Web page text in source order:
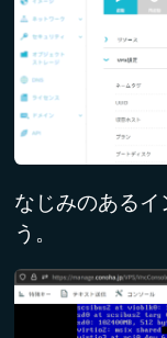
なじみのある
う。